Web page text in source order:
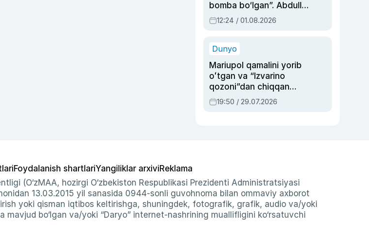
bomba bo‘lgan”. Abdulla
Oripovni siyosiy
ayblovlardan asrab
12:24 / 01.08.2026
Dunyo
Mariupol qamalini yorib
oʻtgan va “Izvarino
qozoni”dan chiqqan
qahramon — Ukraina
armiyasi bosh
19:50 / 29.07.2026
Foydalanish shartlariYangiliklar arxiviReklama
(O‘zMAA, hozirgi O‘zbekiston Respublikasi Prezidenti Administratsiyasi
13.03.2015 yil sanasida 0944-sonli guvohnoma bilan ommaviy axborot
yoki qisman iqtibos keltirishga, shuningdek, fotografik, grafik, audio va/yoki
bo‘lgan va/yoki “Daryo” internet-nashrining muallifligini ko‘rsatuvchi